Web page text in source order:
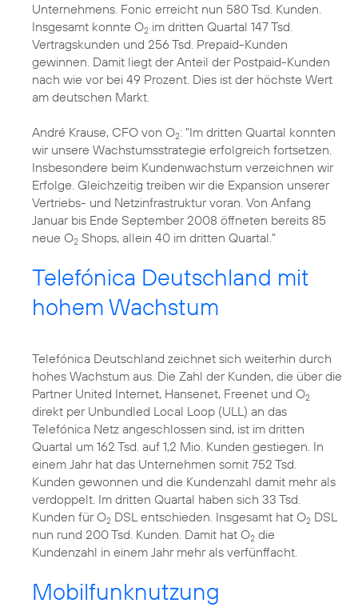
Unternehmens. Fonic erreicht nun 580 Tsd. Kunden.
Insgesamt konnte O2 im dritten Quartal 147 Tsd.
Vertragskunden und 256 Tsd. Prepaid-Kunden
gewinnen. Damit liegt der Anteil der Postpaid-Kunden
nach wie vor bei 49 Prozent. Dies ist der höchste Wert
am deutschen Markt.
André Krause, CFO von O2: "Im dritten Quartal konnten
wir unsere Wachstumsstrategie erfolgreich fortsetzen.
Insbesondere beim Kundenwachstum verzeichnen wir
Erfolge. Gleichzeitig treiben wir die Expansion unserer
Vertriebs- und Netzinfrastruktur voran. Von Anfang
Januar bis Ende September 2008 öffneten bereits 85
neue O2 Shops, allein 40 im dritten Quartal."
Telefónica Deutschland mit
hohem Wachstum
Telefónica Deutschland zeichnet sich weiterhin durch
hohes Wachstum aus. Die Zahl der Kunden, die über die
Partner United Internet, Hansenet, Freenet und O2
direkt per Unbundled Local Loop (ULL) an das
Telefónica Netz angeschlossen sind, ist im dritten
Quartal um 162 Tsd. auf 1,2 Mio. Kunden gestiegen. In
einem Jahr hat das Unternehmen somit 752 Tsd.
Kunden gewonnen und die Kundenzahl damit mehr als
verdoppelt. Im dritten Quartal haben sich 33 Tsd.
Kunden für O2 DSL entschieden. Insgesamt hat O2 DSL
nun rund 200 Tsd. Kunden. Damit hat O2 die
Kundenzahl in einem Jahr mehr als verfünffacht.
Mobilfunknutzung